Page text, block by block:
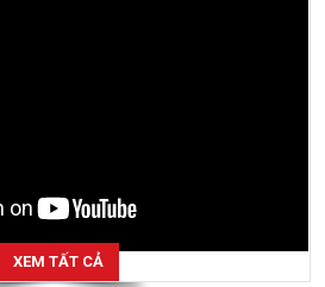
XEM TẤT CẢ